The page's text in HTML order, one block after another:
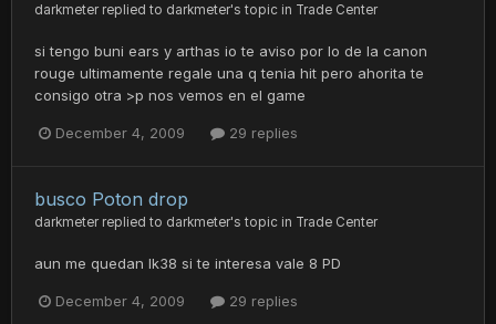
darkmeter replied to darkmeter's topic in Trade Center
si tengo buni ears y arthas io te aviso por lo de la canon
rouge ultimamente regale una q tenia hit pero ahorita te
consigo otra >p nos vemos en el game
December 4, 2009 29 replies
busco Poton drop
darkmeter replied to darkmeter's topic in Trade Center
aun me quedan lk38 si te interesa vale 8 PD
December 4, 2009 29 replies